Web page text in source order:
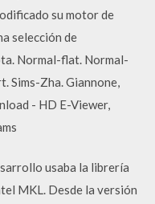
su motor de
selección de
Normal-flat. Normal-
Sims-Zha. Giannone,
- HD E-Viewer,
usaba la librería
MKL. Desde la versión